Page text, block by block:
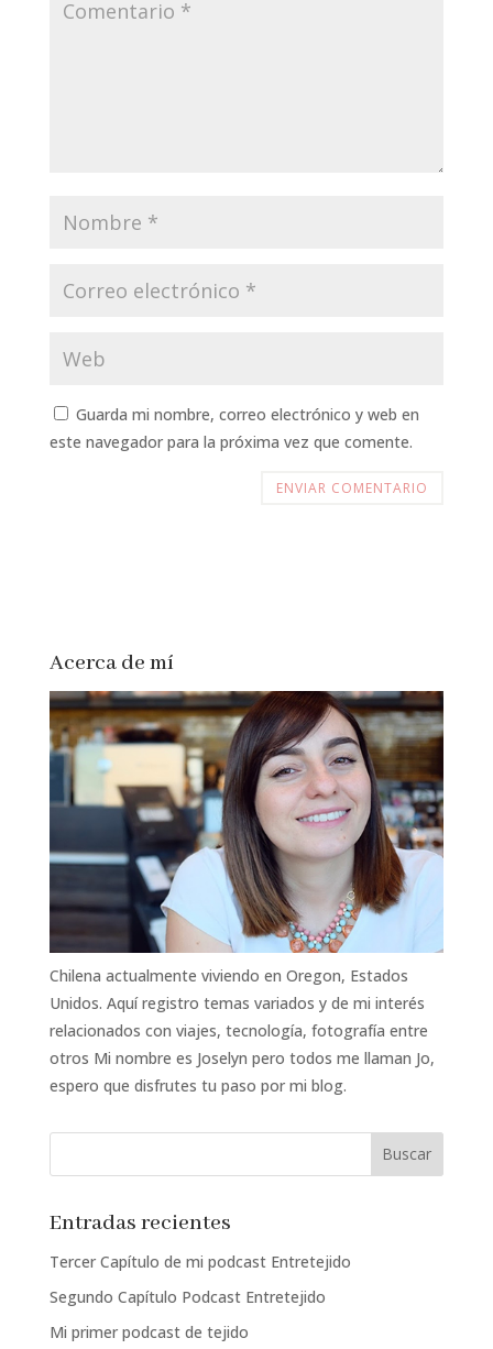
Guarda mi nombre, correo electrónico y web en
este navegador para la próxima vez que comente.
Acerca de mí
Chilena actualmente viviendo en Oregon, Estados
Unidos. Aquí registro temas variados y de mi interés
relacionados con viajes, tecnología, fotografía entre
otros Mi nombre es Joselyn pero todos me llaman Jo,
espero que disfrutes tu paso por mi blog.
Entradas recientes
Tercer Capítulo de mi podcast Entretejido
Segundo Capítulo Podcast Entretejido
Mi primer podcast de tejido